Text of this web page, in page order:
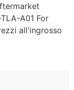
A01 For
all'ingrosso